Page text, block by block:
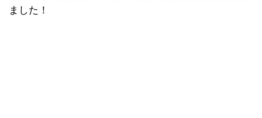
ました！